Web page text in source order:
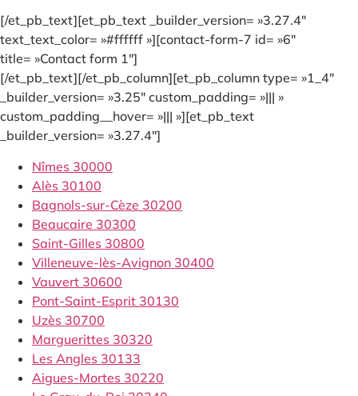
[/et_pb_text][et_pb_text _builder_version= »3.27.4″
text_text_color= »#ffffff »][contact-form-7 id= »6″
title= »Contact form 1″]
[/et_pb_text][/et_pb_column][et_pb_column type= »1_4″
_builder_version= »3.25″ custom_padding= »||| »
custom_padding__hover= »||| »][et_pb_text
_builder_version= »3.27.4″]
Nîmes 30000
Alès 30100
Bagnols-sur-Cèze 30200
Beaucaire 30300
Saint-Gilles 30800
Villeneuve-lès-Avignon 30400
Vauvert 30600
Pont-Saint-Esprit 30130
Uzès 30700
Marguerittes 30320
Les Angles 30133
Aigues-Mortes 30220